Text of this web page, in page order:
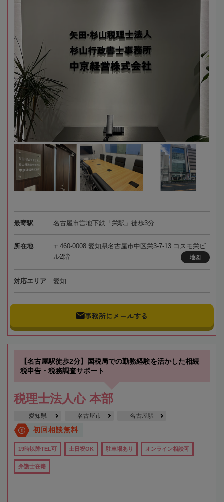
最寄駅 名古屋市営地下鉄「栄駅」徒歩3分
所在地
〒460-0008 愛知県名古屋市中区栄3-7-13 コスモ栄ビ
ル2階
地図
対応エリア 愛知
事務所にメールする
【名古屋駅徒歩2分】国税局での勤務経験を活かした相続
税申告・税務調査サポート
税理士法人心 本部
愛知県 名古屋市 名古屋駅
初回相談無料
19時以降TEL可 土日祝OK 駐車場あり オンライン相談可
弁護士在籍